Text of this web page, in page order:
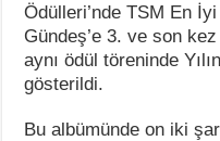
Ödülleri’nde TSM En
Gündeş’e 3. ve son
aynı ödül töreninde
gösterildi.
Bu albümünde on iki